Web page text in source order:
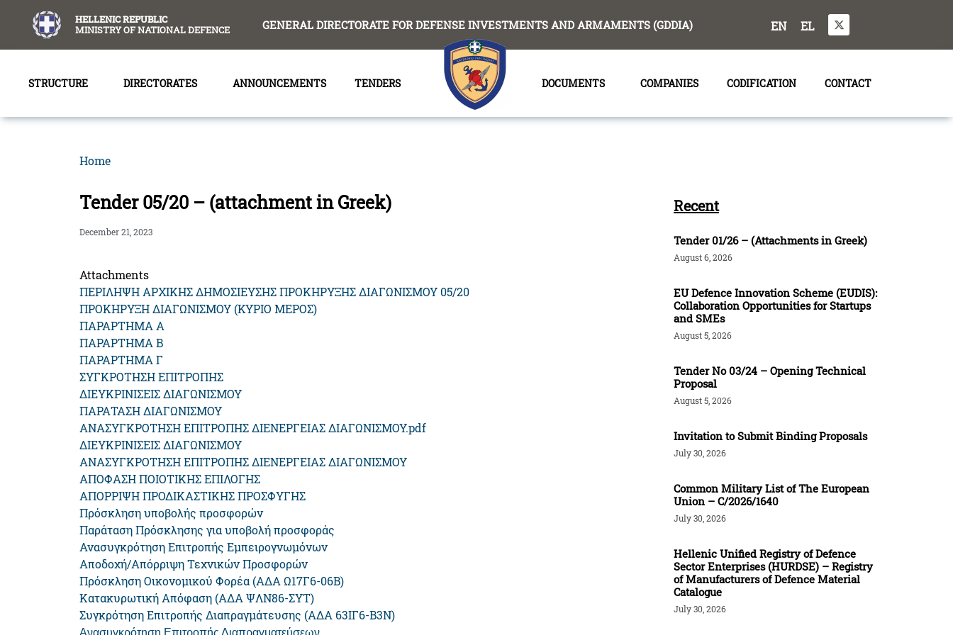
HELLENIC REPUBLIC
MINISTRY OF NATIONAL DEFENCE
GENERAL DIRECTORATE FOR DEFENSE INVESTMENTS AND ARMAMENTS (GDDIA) EN EL
STRUCTURE DIRECTORATES ANNOUNCEMENTS TENDERS DOCUMENTS COMPANIES CODIFICATION CONTACT
Home
Tender 05/20 – (attachment in Greek)
December 21, 2023
Attachments
ΠΕΡΙΛΗΨΗ ΑΡΧΙΚΗΣ ΔΗΜΟΣΙΕΥΣΗΣ ΠΡΟΚΗΡΥΞΗΣ ΔΙΑΓΩΝΙΣΜΟΥ 05/20
ΠΡΟΚΗΡΥΞΗ ΔΙΑΓΩΝΙΣΜΟΥ (ΚΥΡΙΟ ΜΕΡΟΣ)
ΠΑΡΑΡΤΗΜΑ Α
ΠΑΡΑΡΤΗΜΑ Β
ΠΑΡΑΡΤΗΜΑ Γ
ΣΥΓΚΡΟΤΗΣΗ ΕΠΙΤΡΟΠΗΣ
ΔΙΕΥΚΡΙΝΙΣΕΙΣ ΔΙΑΓΩΝΙΣΜΟΥ
ΠΑΡΑΤΑΣΗ ΔΙΑΓΩΝΙΣΜΟΥ
ΑΝΑΣΥΓΚΡΟΤΗΣΗ ΕΠΙΤΡΟΠΗΣ ΔΙΕΝΕΡΓΕΙΑΣ ΔΙΑΓΩΝΙΣΜΟΥ.pdf
ΔΙΕΥΚΡΙΝΙΣΕΙΣ ΔΙΑΓΩΝΙΣΜΟΥ
ΑΝΑΣΥΓΚΡΟΤΗΣΗ ΕΠΙΤΡΟΠΗΣ ΔΙΕΝΕΡΓΕΙΑΣ ΔΙΑΓΩΝΙΣΜΟΥ
ΑΠΟΦΑΣΗ ΠΟΙΟΤΙΚΗΣ ΕΠΙΛΟΓΗΣ
AΠΟΡΡΙΨΗ ΠΡΟΔΙΚΑΣΤΙΚΗΣ ΠΡΟΣΦΥΓΗΣ
Πρόσκληση υποβολής προσφορών
Παράταση Πρόσκλησης για υποβολή προσφοράς
Ανασυγκρότηση Επιτροπής Εμπειρογνωμόνων
Αποδοχή/Απόρριψη Τεχνικών Προσφορών
Πρόσκληση Οικονομικού Φορέα (ΑΔΑ Ω17Γ6-06Β)
Κατακυρωτική Απόφαση (ΑΔΑ ΨΛΝ86-ΣΥΤ)
Συγκρότηση Επιτροπής Διαπραγμάτευσης (ΑΔΑ 63ΙΓ6-Β3Ν)
Recent
Tender 01/26 – (Attachments in Greek)
August 6, 2026
EU Defence Innovation Scheme (EUDIS):
Collaboration Opportunities for Startups
and SMEs
August 5, 2026
Tender Νο 03/24 – Opening Technical
Proposal
August 5, 2026
Invitation to Submit Binding Proposals
July 30, 2026
Common Military List of The European
Union – C/2026/1640
July 30, 2026
Hellenic Unified Registry of Defence
Sector Enterprises (HURDSE) – Registry
of Manufacturers of Defence Material
Catalogue
July 30, 2026